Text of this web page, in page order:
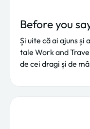
Before you
Și uite că ai ajuns
tale Work and
de cei dragi și de